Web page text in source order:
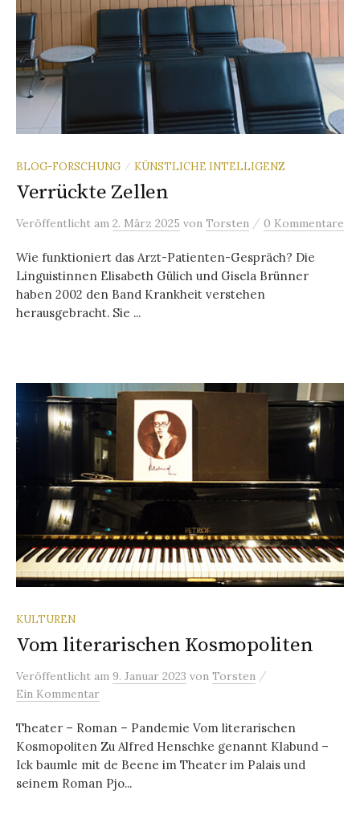
BLOG-FORSCHUNG / KÜNSTLICHE INTELLIGENZ
Verrückte Zellen
Veröffentlicht am 2. März 2025 von Torsten / 0 Kommentare
Wie funktioniert das Arzt-Patienten-Gespräch? Die
Linguistinnen Elisabeth Gülich und Gisela Brünner
haben 2002 den Band Krankheit verstehen
herausgebracht. Sie ...
KULTUREN
Vom literarischen Kosmopoliten
Veröffentlicht am 9. Januar 2023 von Torsten /
Ein Kommentar
Theater – Roman – Pandemie Vom literarischen
Kosmopoliten Zu Alfred Henschke genannt Klabund –
Ick baumle mit de Beene im Theater im Palais und
seinem Roman Pjo...